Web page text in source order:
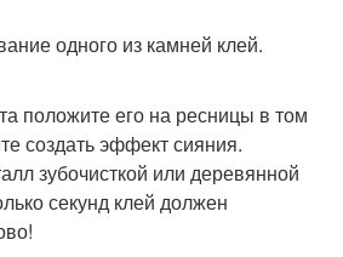
одного из камней клей.
положите его на ресницы в том
создать эффект сияния.
зубочисткой или деревянной
секунд клей должен